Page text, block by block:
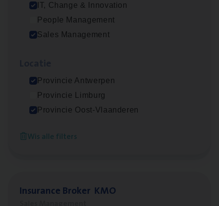
IT, Change & Innovation
People Management
Sales Management
Provincie Antwerpen
Provincie Limburg
Provincie Oost-Vlaanderen
Wis alle filters
Busi­ness Analyst
Insu­ran­ce Bro­ker Trans­port&
Antwerpen
Insu­ran­ce Bro­ker KMO